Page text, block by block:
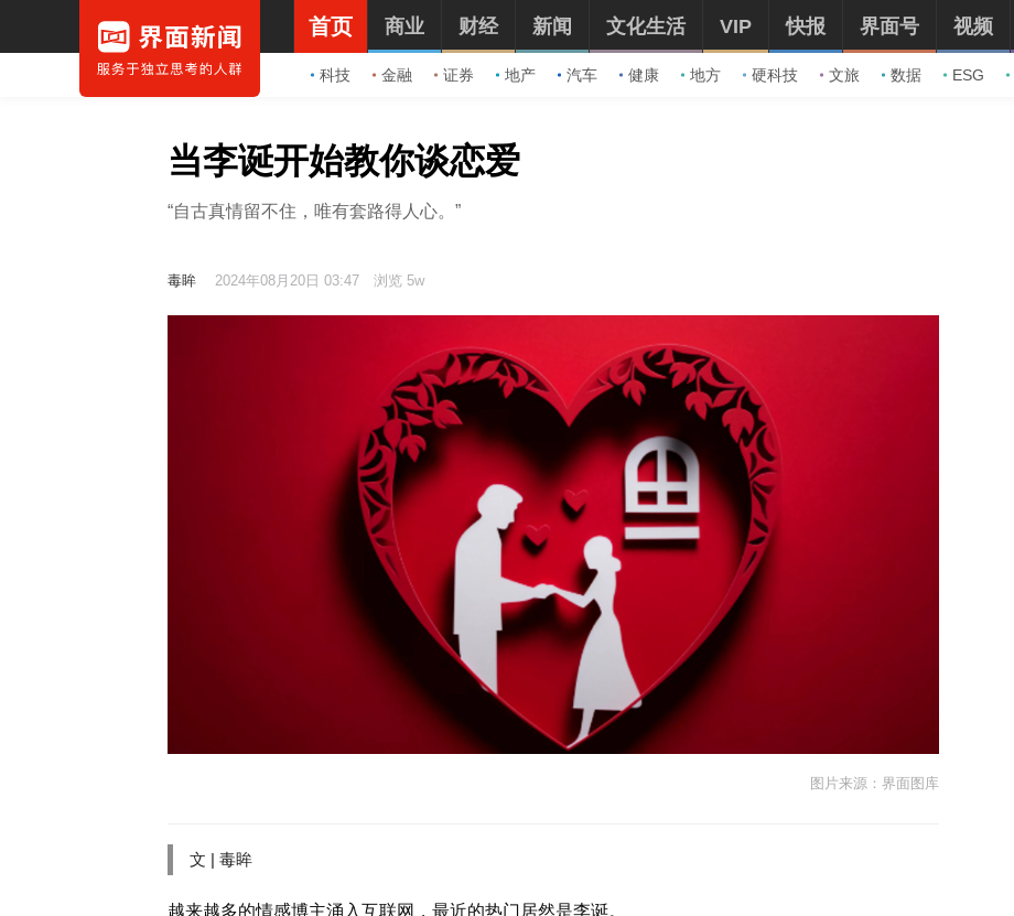
首页
科技 金融 证券 地产 汽车 健康 地方 硬科技 文旅 数据 ESG
商业 财经 新闻 文化生活 VIP 快报 界面号 视频
当李诞开始教你谈恋爱
“自古真情留不住，唯有套路得人心。”
毒眸 2024年08月20日 03:47 浏览 5w
图片来源：界面图库
文 | 毒眸
越来越多的情感博主涌入互联网，最近的热门居然是李诞。